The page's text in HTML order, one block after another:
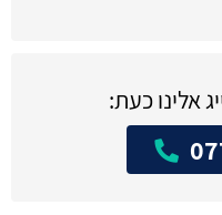
אלינו כעת: